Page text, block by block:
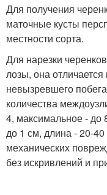
Для получения
маточные кусты
местности сорта.
Для нарезки
лозы, она
невызревшего
количества
4, максимальное - до
до 1 см, длина - 20-
механических
без искривлений и